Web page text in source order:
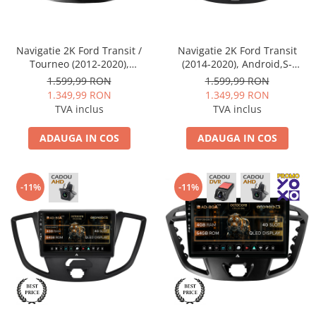
Porsche
Ssangyong
Daihatsu
Dodge
Navigații auto universale
Navigatie 2K Ford Transit /
Tourneo (2012-2020),
Android,S-Quadcore / 4GB
RAM + 64GB ROM, 9.5 Inch -
AD-BGS90042K+AD-
BGRKIT123
1.599,99 RON
1.349,99 RON
TVA inclus
ADAUGA IN COS
Navigatie 2K Ford Transit
(2014-2020), Android,S-
Quadcore / 4GB RAM + 64GB
ROM, 9.5 Inch - AD-
BGS90042K+AD-BGRKIT123V2
1.599,99 RON
1.349,99 RON
TVA inclus
ADAUGA IN COS
-11% -11%